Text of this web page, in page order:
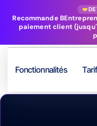
Recommande
paiement client
Fonctionnalités